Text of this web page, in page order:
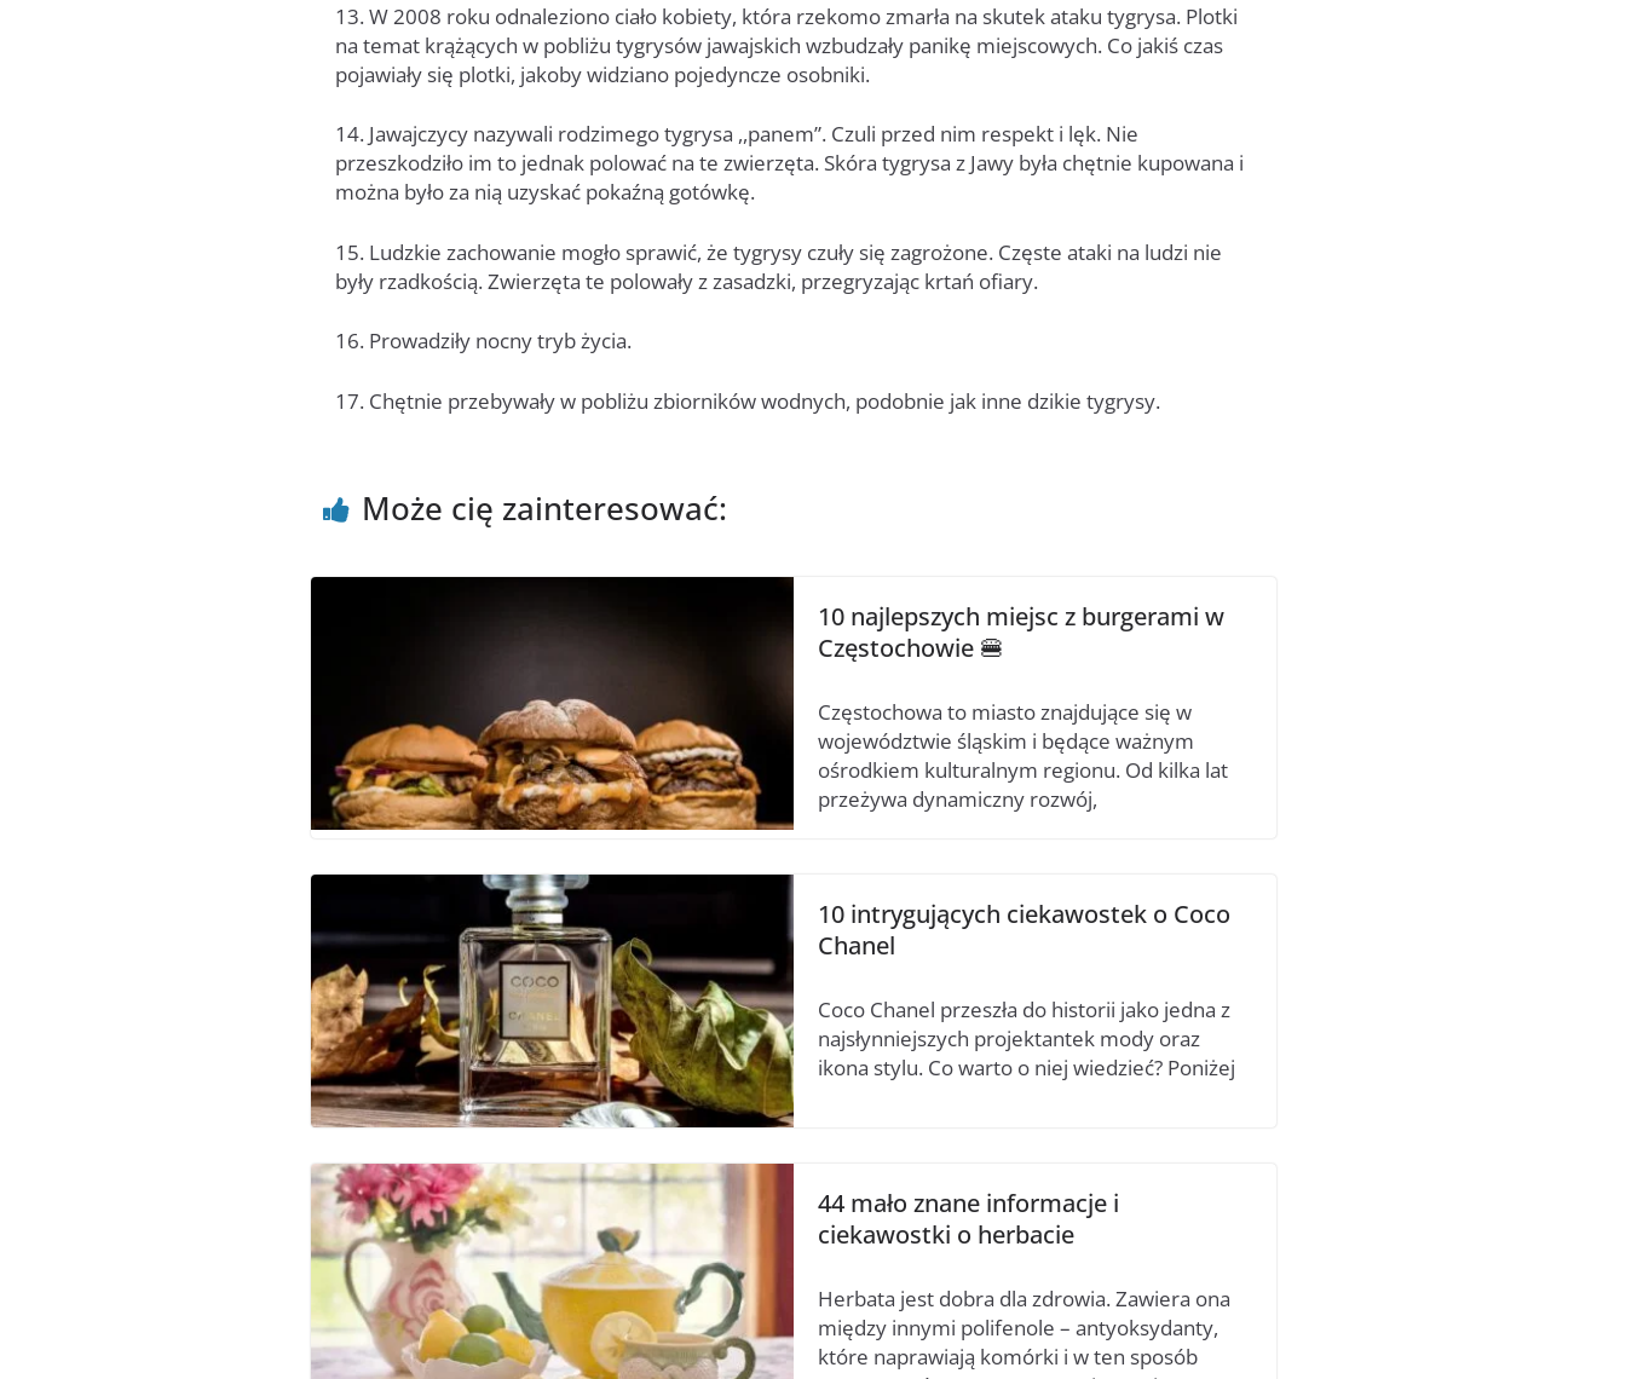
13. W 2008 roku odnaleziono ciało kobiety, która rzekomo zmarła na skutek ataku tygrysa. Plotki
na temat krążących w pobliżu tygrysów jawajskich wzbudzały panikę miejscowych. Co jakiś czas
pojawiały się plotki, jakoby widziano pojedyncze osobniki.
14. Jawajczycy nazywali rodzimego tygrysa ,,panem”. Czuli przed nim respekt i lęk. Nie
przeszkodziło im to jednak polować na te zwierzęta. Skóra tygrysa z Jawy była chętnie kupowana i
można było za nią uzyskać pokaźną gotówkę.
15. Ludzkie zachowanie mogło sprawić, że tygrysy czuły się zagrożone. Częste ataki na ludzi nie
były rzadkością. Zwierzęta te polowały z zasadzki, przegryzając krtań ofiary.
16. Prowadziły nocny tryb życia.
17. Chętnie przebywały w pobliżu zbiorników wodnych, podobnie jak inne dzikie tygrysy.
Może cię zainteresować:
10 najlepszych miejsc z burgerami w
Częstochowie 🍔
Częstochowa to miasto znajdujące się w
województwie śląskim i będące ważnym
ośrodkiem kulturalnym regionu. Od kilka lat
przeżywa dynamiczny rozwój,
10 intrygujących ciekawostek o Coco
Chanel
Coco Chanel przeszła do historii jako jedna z
najsłynniejszych projektantek mody oraz
ikona stylu. Co warto o niej wiedzieć? Poniżej
44 mało znane informacje i
ciekawostki o herbacie
Herbata jest dobra dla zdrowia. Zawiera ona
między innymi polifenole – antyoksydanty,
które naprawiają komórki i w ten sposób